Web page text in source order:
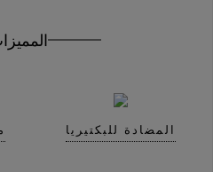
المضادة للبكتيريا